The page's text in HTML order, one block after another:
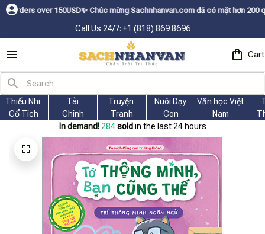
ㅤ✨ Chúc mừng Sachnhanvan.com đã có mặt hơn 200 quốc gia như Mỹ,
Call Us 24/7: +1 (818) 869 8696
Cart
Thiếu Nhi
Cổ Tích
Tài
Chính
Truyện
Tranh
Nuôi Dạy
Con
Văn học Việt
Nam
In demand! 287 sold in the last 24 hours